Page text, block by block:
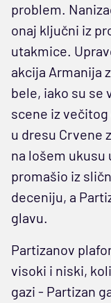
problem.
onaj ključni iz
utakmice.
akcija Armanija
bele, iako su se
scene iz
u dresu Crvene
na lošem ukusu
promašio iz
deceniju, a
glavu.
Partizanov
visoki i niski,
gazi - Partizan